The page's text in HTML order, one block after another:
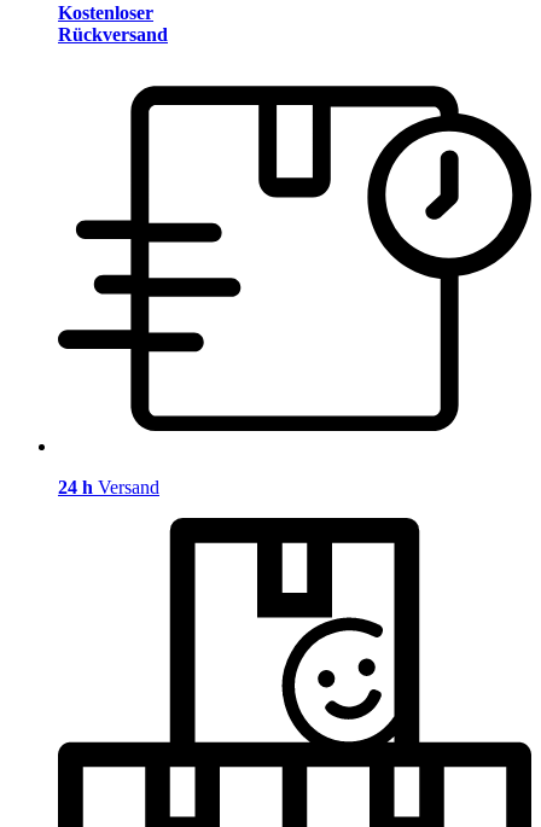
Kostenloser
Rückversand
24 h Versand